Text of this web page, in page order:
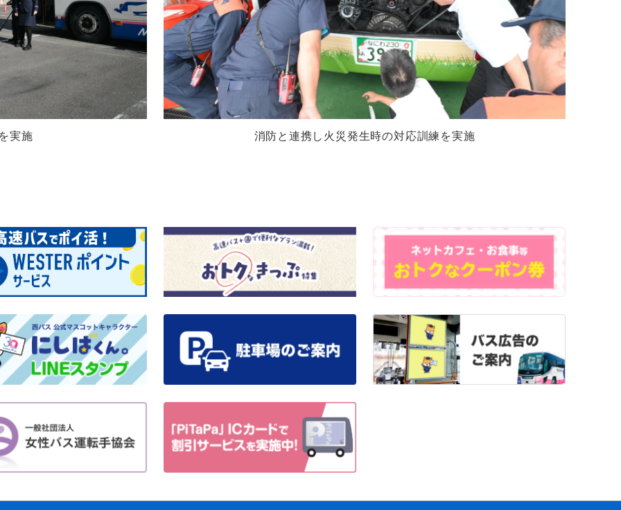
実施 消防と連携し火災発生時の対応訓練を実施